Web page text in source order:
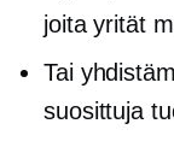
joita yrität
Tai
suosittuja